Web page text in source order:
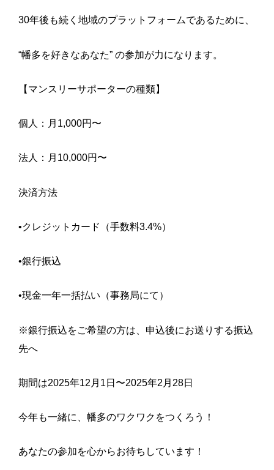
30年後も続く地域のプラットフォームであるために、
“幡多を好きなあなた” の参加が力になります。
【マンスリーサポーターの種類】
個人：月1,000円〜
法人：月10,000円〜
決済方法
•クレジットカード（手数料3.4%）
•銀行振込
•現金一年一括払い（事務局にて）
※銀行振込をご希望の方は、申込後にお送りする振込
先へ
期間は2025年12月1日〜2025年2月28日
今年も一緒に、幡多のワクワクをつくろう！
あなたの参加を心からお待ちしています！